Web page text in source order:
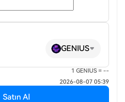
GENIUS
1 GENIUS = --
2026-08-07 05:39
Satın Al